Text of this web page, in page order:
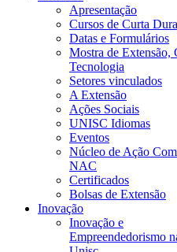
Apresentação
Cursos de Curta
Datas e Formulários
Mostra de Extensão,
Tecnologia
Setores vinculados
A Extensão
Ações Sociais
UNISC Idiomas
Eventos
Núcleo de Ação
NAC
Certificados
Bolsas de Extensão
Inovação
Inovação e
Empreendedorismo